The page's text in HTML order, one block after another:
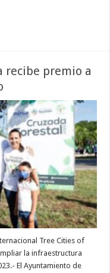
recibe premio a
Tree Cities of
la infraestructura
El Ayuntamiento de